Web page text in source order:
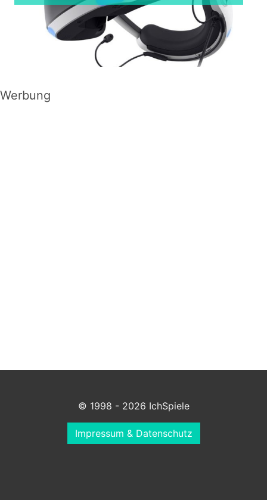
Werbung
© 1998 - 2026 IchSpiele
Impressum & Datenschutz